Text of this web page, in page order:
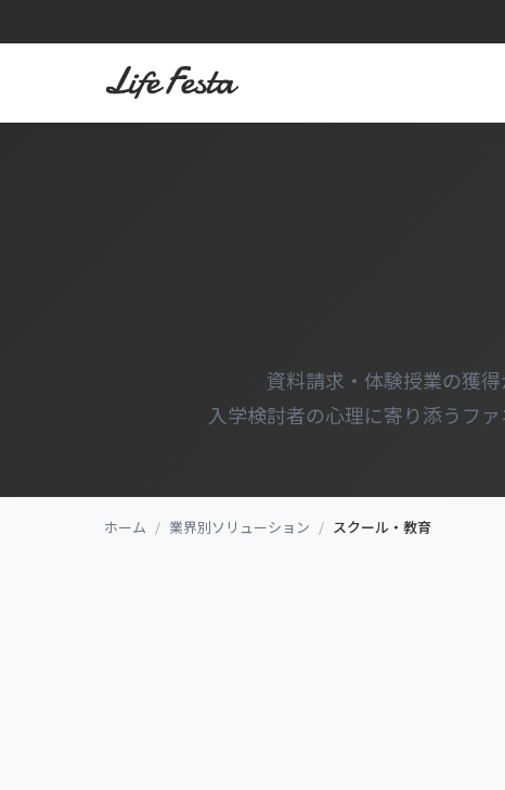
容
資料請求・体験授業の獲得
入学検討者の心理に寄り添うファ
ホーム / 業界別ソリューション / スクール・教育